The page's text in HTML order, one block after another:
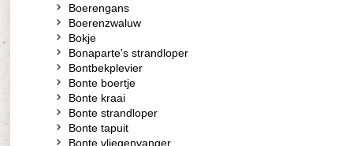
Boerengans
Boerenzwaluw
Bokje
Bonaparte's strandloper
Bontbekplevier
Bonte boertje
Bonte kraai
Bonte strandloper
Bonte tapuit
Bonte vliegenvanger